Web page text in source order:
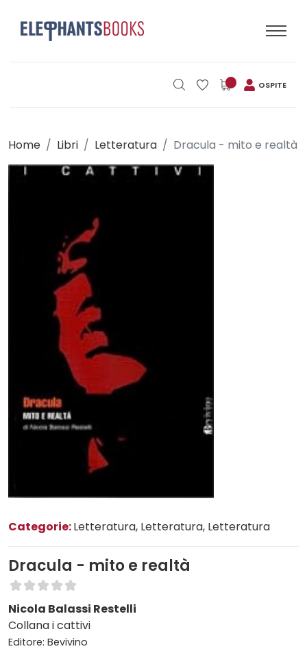
OSPITE
Home Libri Letteratura Dracula - mito e realtà
Categorie:Letteratura, Letteratura, Letteratura
Dracula - mito e realtà
Nicola Balassi Restelli
Collana i cattivi
Editore: Bevivino